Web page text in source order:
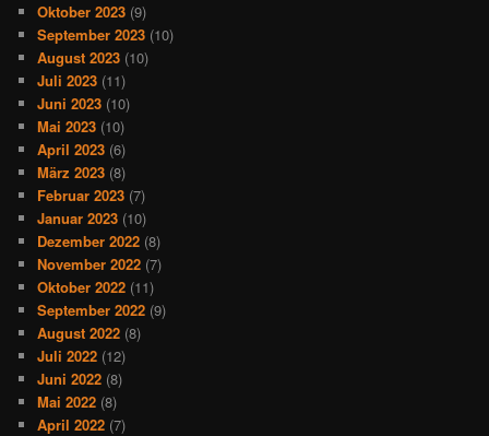
Oktober 2023 (9)
September 2023 (10)
August 2023 (10)
Juli 2023 (11)
Juni 2023 (10)
Mai 2023 (10)
April 2023 (6)
März 2023 (8)
Februar 2023 (7)
Januar 2023 (10)
Dezember 2022 (8)
November 2022 (7)
Oktober 2022 (11)
September 2022 (9)
August 2022 (8)
Juli 2022 (12)
Juni 2022 (8)
Mai 2022 (8)
April 2022 (7)